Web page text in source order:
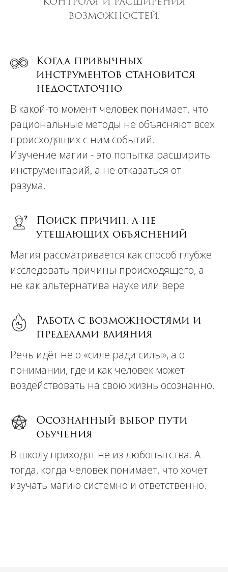
возможностей.
Когда привычных
инструментов становится
недостаточно
В какой-то момент человек понимает, что
рациональные методы не объясняют всех
происходящих с ним событий.
Изучение магии - это попытка расширить
инструментарий, а не отказаться от
разума.
Поиск причин, а не
утешающих объяснений
Магия рассматривается как способ глубже
исследовать причины происходящего, а
не как альтернатива науке или вере.
Работа с возможностями и
пределами влияния
Речь идёт не о «силе ради силы», а о
понимании, где и как человек может
воздействовать на свою жизнь осознанно.
Осознанный выбор пути
обучения
В школу приходят не из любопытства. А
тогда, когда человек понимает, что хочет
изучать магию системно и ответственно.